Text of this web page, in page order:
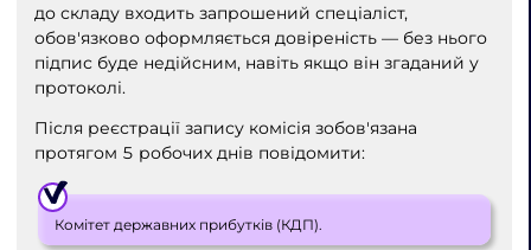
до складу входить запрошений спеціаліст,
обов'язково оформляється довіреність — без нього
підпис буде недійсним, навіть якщо він згаданий у
протоколі.
Після реєстрації запису комісія зобов'язана
протягом 5 робочих днів повідомити:
Комітет державних прибутків (КДП).